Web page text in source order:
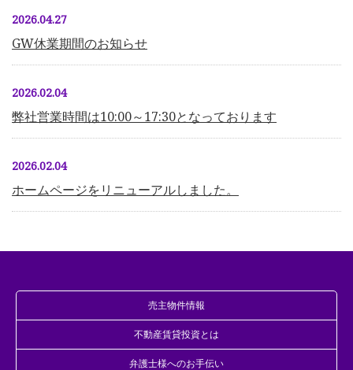
2026.04.27
GW休業期間のお知らせ
2026.02.04
弊社営業時間は10:00～17:30となっております
2026.02.04
ホームページをリニューアルしました。
売主物件情報
不動産賃貸投資とは
弁護士様へのお手伝い